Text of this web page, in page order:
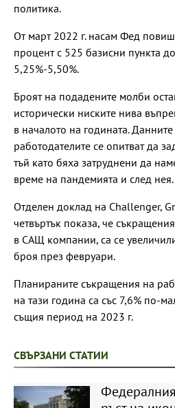
политика.
От март 2022 г. насам Фед
процент с 525 базисни пункта
5,25%-5,50%.
Броят на подадените молби
исторически ниските нива
в началото на годината. Данните
работодателите се опитват да
тъй като бяха затруднени да
време на пандемията и след нея.
Отделен доклад на Challenger,
четвъртък показа, че
в САЩ компании, са се
броя през февруари.
Планираните съкращения на
на тази година са със 7,6% по-
същия период на 2023 г.
СВЪРЗАНИ СТАТИИ